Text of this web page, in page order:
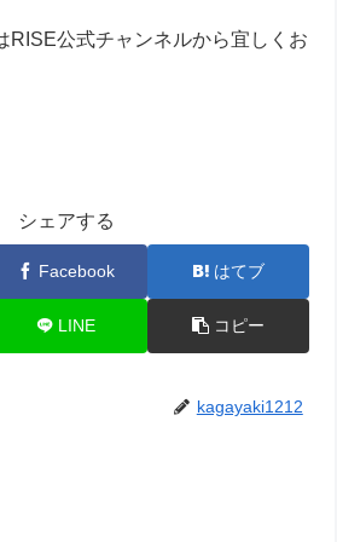
RISE公式チャンネルから宜しくお
シェアする
Facebook はてブ
LINE コピー
kagayaki1212